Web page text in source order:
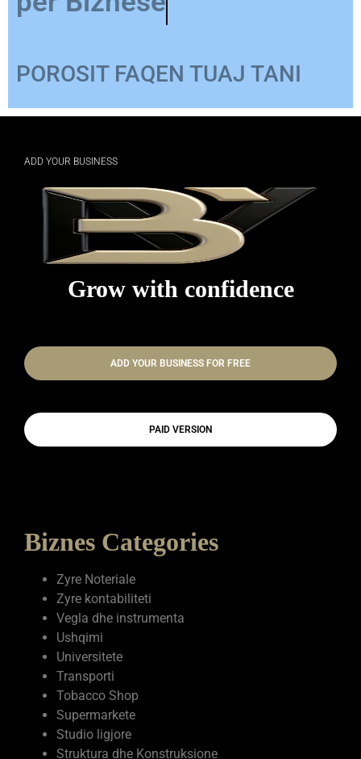
Grow with confidence
PAID VERSION
Zyre kontabiliteti
Vegla dhe instrumenta
Ushqimi
Universitete
Transporti
Tobacco Shop
Supermarkete
Studio ligjore
Struktura dhe Konstruksione
Sporti